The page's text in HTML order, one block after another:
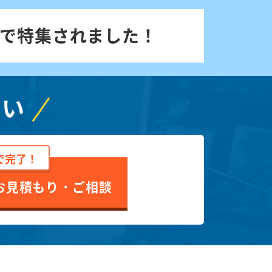
特集されました！
完了！
見積もり・ご相談